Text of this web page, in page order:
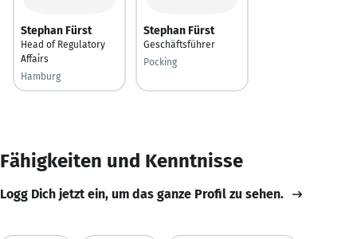
Stephan Fürst
Head of Regulatory
Affairs
Hamburg
Stephan Fürst
Geschäftsführer
Pocking
Fähigkeiten und Kenntnisse
Logg Dich jetzt ein, um das ganze Profil zu sehen.